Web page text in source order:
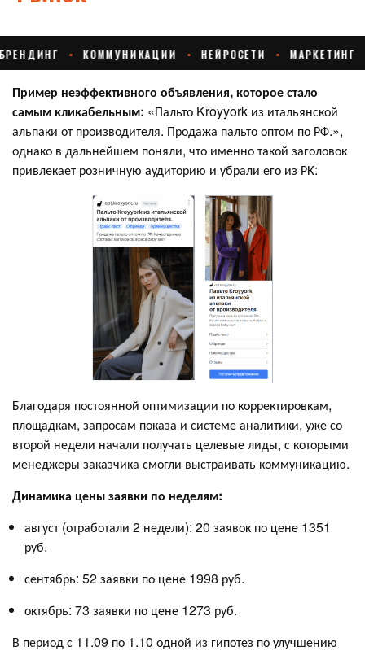
Пример неэффективного объявления, которое стало
самым кликабельным: «Пальто Kroyyork из итальянской
альпаки от производителя. Продажа пальто оптом по РФ.»,
однако в дальнейшем поняли, что именно такой заголовок
привлекает розничную аудиторию и убрали его из РК:
Благодаря постоянной оптимизации по корректировкам,
площадкам, запросам показа и системе аналитики, уже со
второй недели начали получать целевые лиды, с которыми
менеджеры заказчика смогли выстраивать коммуникацию.
Динамика цены заявки по неделям:
август (отработали 2 недели): 20 заявок по цене 1351
руб.
сентябрь: 52 заявки по цене 1998 руб.
октябрь: 73 заявки по цене 1273 руб.
В период с 11.09 по 1.10 одной из гипотез по улучшению